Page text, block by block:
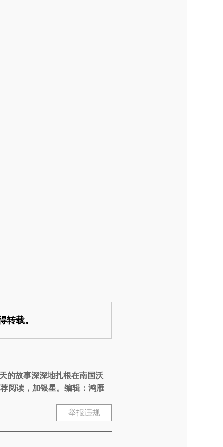
转载。
的故事深深地扎根在南国沃
阅读，加银星。编辑：鸿雁
举报违规